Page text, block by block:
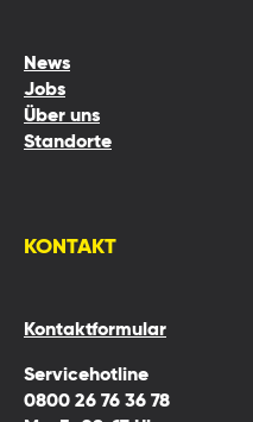
News
Jobs
Über uns
Standorte
KONTAKT
Kontaktformular
Servicehotline
0800 26 76 36 78